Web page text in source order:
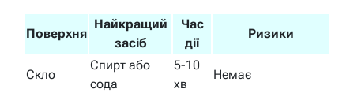
Поверхня
Найкращий
засіб
Час
дії
Ризики
Скло
Спирт або
сода
5-10
хв
Немає